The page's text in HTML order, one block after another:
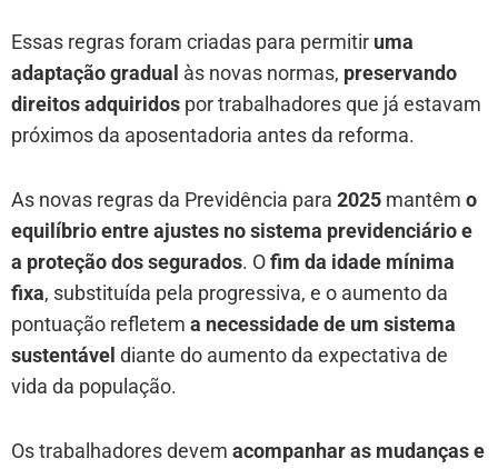
Essas regras foram criadas para permitir uma
adaptação gradual às novas normas, preservando
direitos adquiridos por trabalhadores que já estavam
próximos da aposentadoria antes da reforma.
As novas regras da Previdência para 2025 mantêm o
equilíbrio entre ajustes no sistema previdenciário e
a proteção dos segurados. Ofim da idade mínima
fixa, substituída pela progressiva, e o aumento da
pontuação refletem a necessidade de um sistema
sustentável diante do aumento da expectativa de
vida da população.
Os trabalhadores devem acompanhar as mudanças e